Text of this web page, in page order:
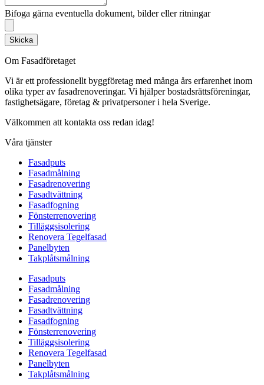
Bifoga gärna eventuella dokument, bilder eller ritningar
Skicka
Om Fasadföretaget
Vi är ett professionellt byggföretag med många års erfarenhet inom
olika typer av fasadrenoveringar. Vi hjälper bostadsrättsföreningar,
fastighetsägare, företag & privatpersoner i hela Sverige.
Välkommen att kontakta oss redan idag!
Våra tjänster
Fasadputs
Fasadmålning
Fasadrenovering
Fasadtvättning
Fasadfogning
Fönsterrenovering
Tilläggsisolering
Renovera Tegelfasad
Panelbyten
Takplåtsmålning
Fasadputs
Fasadmålning
Fasadrenovering
Fasadtvättning
Fasadfogning
Fönsterrenovering
Tilläggsisolering
Renovera Tegelfasad
Panelbyten
Takplåtsmålning